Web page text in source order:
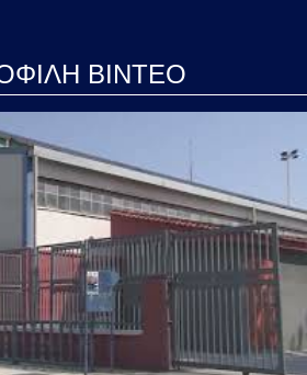
ΒΙΝΤΕΟ